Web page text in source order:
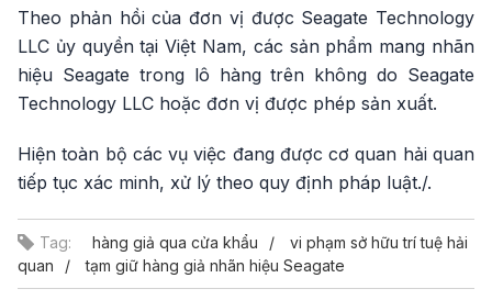
Theo phản hồi của đơn vị được Seagate Technology
LLC ủy quyền tại Việt Nam, các sản phẩm mang nhãn
hiệu Seagate trong lô hàng trên không do Seagate
Technology LLC hoặc đơn vị được phép sản xuất.
Hiện toàn bộ các vụ việc đang được cơ quan hải quan
tiếp tục xác minh, xử lý theo quy định pháp luật./.
Tag: hàng giả qua cửa khẩu
vi phạm sở hữu trí tuệ hải
quan
tạm giữ hàng giả nhãn hiệu Seagate